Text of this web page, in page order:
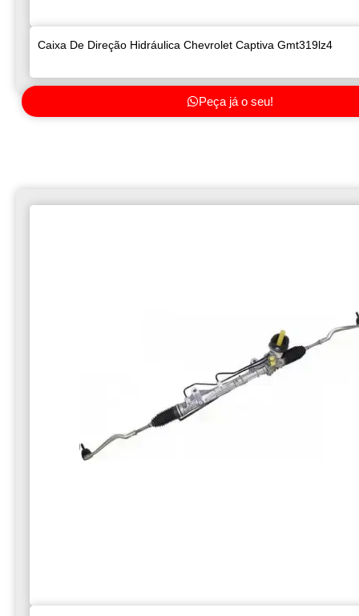
Caixa De Direção Hidráulica Chevrolet Captiva Gmt319lz4
Peça já o seu!